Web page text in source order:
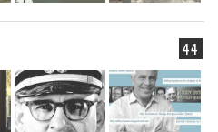
44